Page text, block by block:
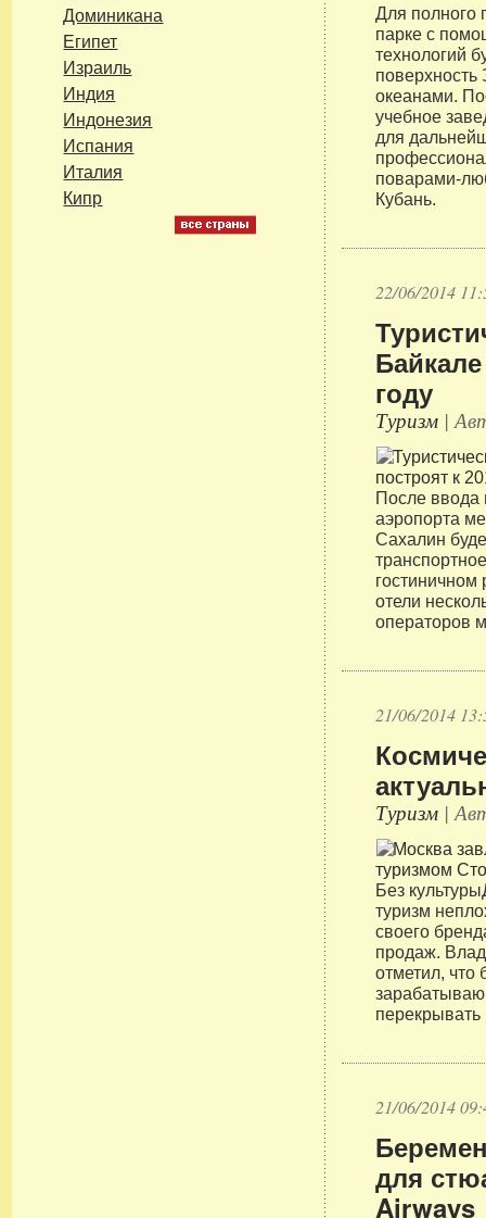
Доминикана
Египет
Израиль
Индия
Индонезия
Испания
Италия
Кипр
Для полного
парке с
технологий
океанами.
учебное
для
поварами-
Кубань.
22/06/2014
году
Туризм |
После ввода
аэропорта
Сахалин
отели
операторов
21/06/2014
Туризм |
Без
туризм
своего
продаж.
отметил,
перекрывать
21/06/2014
для
Airways